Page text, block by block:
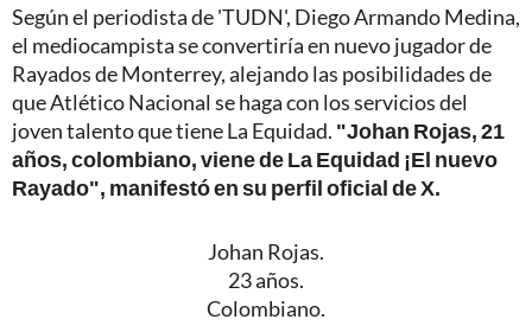
Según el periodista de 'TUDN', Diego Armando Medina,
el mediocampista se convertiría en nuevo jugador de
Rayados de Monterrey, alejando las posibilidades de
que Atlético Nacional se haga con los servicios del
joven talento que tiene La Equidad. "Johan Rojas, 21
años, colombiano, viene de La Equidad ¡El nuevo
Rayado", manifestó en su perfil oficial de X.
Johan Rojas.
23 años.
Colombiano.